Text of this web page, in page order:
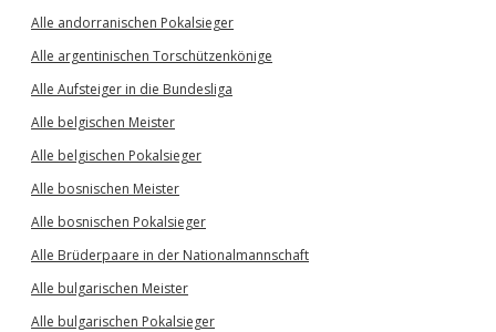
Alle andorranischen Pokalsieger
Alle argentinischen Torschützenkönige
Alle Aufsteiger in die Bundesliga
Alle belgischen Meister
Alle belgischen Pokalsieger
Alle bosnischen Meister
Alle bosnischen Pokalsieger
Alle Brüderpaare in der Nationalmannschaft
Alle bulgarischen Meister
Alle bulgarischen Pokalsieger